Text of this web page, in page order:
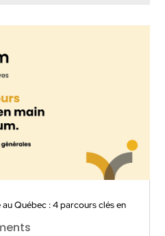
Québec : 4 parcours clés en